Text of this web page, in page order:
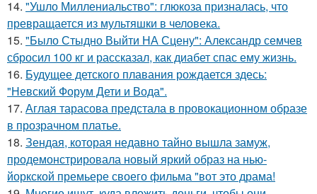
14. "Ушло Миллениальство": глюкоза призналась, что
превращается из мультяшки в человека.
15. "Было Стыдно Выйти НА Сцену": Александр семчев
сбросил 100 кг и рассказал, как диабет спас ему жизнь.
16. Будущее детского плавания рождается здесь:
"Невский Форум Дети и Вода".
17. Аглая тарасова предстала в провокационном образе
в прозрачном платье.
18. Зендая, которая недавно тайно вышла замуж,
продемонстрировала новый яркий образ на нью-
йоркской премьере своего фильма "вот это драма!